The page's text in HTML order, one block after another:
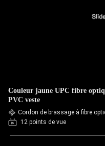
Couleur jaune UPC fibre
PVC veste
Cordon de brassage à fibre
12 points de vue